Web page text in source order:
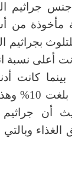
من أصل 200
, فقد كانت أعلى
حيث بلغت 32%
جراثيم